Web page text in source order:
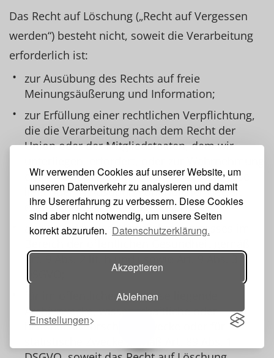
Wir verwenden Cookies auf unserer Website, um
unseren Datenverkehr zu analysieren und damit
ihre Usererfahrung zu verbessern. Diese Cookies
sind aber nicht notwendig, um unsere Seiten
korrekt abzurufen. Datenschutzerklärung.
Akzeptieren
Ablehnen
Einstellungen
Das Recht auf Löschung („Recht auf Vergessen
werden“) besteht nicht, soweit die Verarbeitung
erforderlich ist:
zur Ausübung des Rechts auf freie
Meinungsäußerung und Information;
zur Erfüllung einer rechtlichen Verpflichtung,
die die Verarbeitung nach dem Recht der
Union oder der Mitgliedstaaten, dem wir
einer Aufgabe, die im öffentlichen Interesse
liegt oder in Ausübung öffentlicher Gewalt
erfolgt, die uns übertragen wurde;
aus Gründen des öffentlichen Interesses im
Art. 9 Abs. 2 lit. h und i sowie Art. 9 Abs. 3
für im öffentlichen Interesse liegende
Archivzwecke, wissenschaftliche oder
historische Forschungszwecke oder für